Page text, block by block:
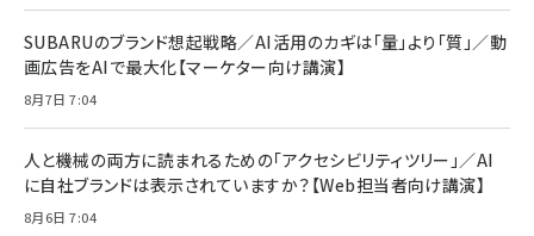
￥880
ママ投資家が育休中に１億貯めた株式投資
組織の成果を最大化する ルールのデザイン
￥1,980
￥6,980
全ワイヤレスイヤホン/アクティブノイズキャンセリ
技術基準適合】ブラック
￥5,990
Pro/Air 各種対応 (1.8m ミッドナイトブラック)
￥1,890
サッポロ 生ビール 黒ラベル 350ml 缶 24本 ビー
ル ケース買い【6/30応募〆切! 黒ラベルビヤセラー
SUBARUのブランド想起戦略／AI活用のカギは「量」より「質」／動
画広告をAIで最大化【マーケター向け講演】
8月7日 7:04
人と機械の両方に読まれるための「アクセシビリティツリー」／AI
に自社ブランドは表示されていますか？【Web担当者向け講演】
8月6日 7:04